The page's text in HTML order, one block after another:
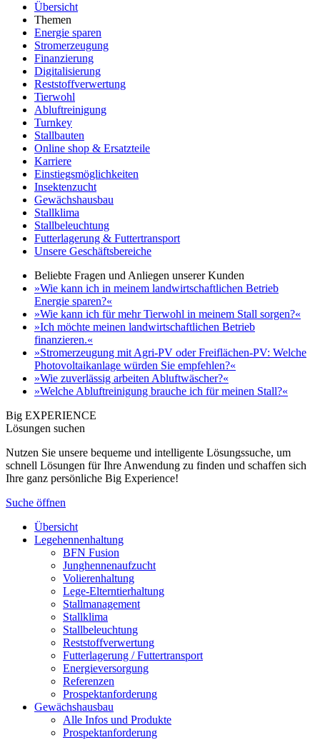
Übersicht
Themen
Energie sparen
Stromerzeugung
Finanzierung
Digitalisierung
Reststoffverwertung
Tierwohl
Abluftreinigung
Turnkey
Stallbauten
Online shop & Ersatzteile
Karriere
Einstiegsmöglichkeiten
Insektenzucht
Gewächshausbau
Stallklima
Stallbeleuchtung
Futterlagerung & Futtertransport
Unsere Geschäftsbereiche
Beliebte Fragen und Anliegen unserer Kunden
»Wie kann ich in meinem landwirtschaftlichen Betrieb
Energie sparen?«
»Wie kann ich für mehr Tierwohl in meinem Stall sorgen?«
»Ich möchte meinen landwirtschaftlichen Betrieb
finanzieren.«
»Stromerzeugung mit Agri-PV oder Freiflächen-PV: Welche
Photovoltaikanlage würden Sie empfehlen?«
»Wie zuverlässig arbeiten Abluftwäscher?«
»Welche Abluftreinigung brauche ich für meinen Stall?«
Big EXPERIENCE
Lösungen suchen
Nutzen Sie unsere bequeme und intelligente Lösungssuche, um
schnell Lösungen für Ihre Anwendung zu finden und schaffen sich
Ihre ganz persönliche Big Experience!
Suche öffnen
Übersicht
Legehennenhaltung
BFN Fusion
Junghennenaufzucht
Volierenhaltung
Lege-Elterntierhaltung
Stallmanagement
Stallklima
Stallbeleuchtung
Reststoffverwertung
Futterlagerung / Futtertransport
Energieversorgung
Referenzen
Prospektanforderung
Gewächshausbau
Alle Infos und Produkte
Prospektanforderung